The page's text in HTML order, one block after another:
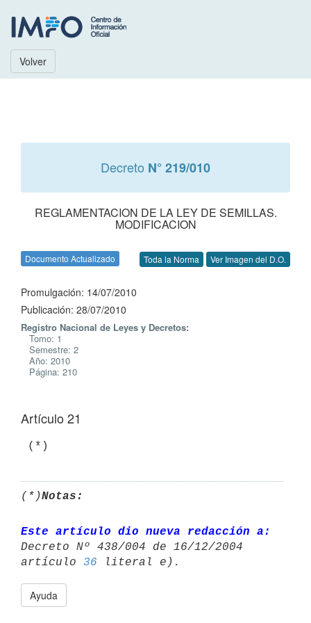
Volver
Decreto N° 219/010
REGLAMENTACION DE LA LEY DE SEMILLAS.
MODIFICACION
Documento Actualizado Toda la Norma Ver Imagen del D.O.
Promulgación: 14/07/2010
Publicación: 28/07/2010
Registro Nacional de Leyes y Decretos:
Tomo: 1
Semestre: 2
Año: 2010
Página: 210
Artículo 21
(*)Notas:
Este artículo dio nueva redacción a:
Decreto Nº 438/004 de 16/12/2004
artículo 36
Ayuda